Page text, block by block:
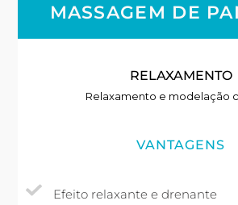
MASSAGEM DE
RELAXAMENTO
Relaxamento e modelação
VANTAGENS
Efeito relaxante e drenante